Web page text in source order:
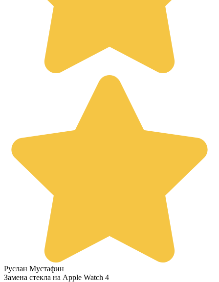
Руслан Мустафин
Замена стекла на Apple Watch 4